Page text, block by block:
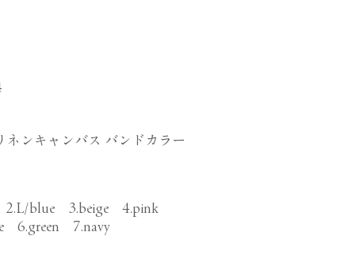
ネンキャンバス バンドカラー
2.L/blue 3.beige 4.pink
6.green 7.navy